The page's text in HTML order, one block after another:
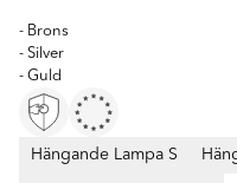
- Brons
- Silver
- Guld
Hängande Lampa S